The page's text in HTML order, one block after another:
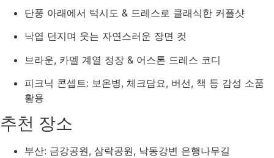
단풍 아래에서 턱시도 & 드레스로 클래식한 커플샷
낙엽 던지며 웃는 자연스러운 장면 컷
브라운, 카멜 계열 정장 & 어스톤 드레스 코디
피크닉 콘셉트: 보온병, 체크담요, 버선, 책 등 감성 소품
활용
추천 장소
부산: 금강공원, 삼락공원, 낙동강변 은행나무길